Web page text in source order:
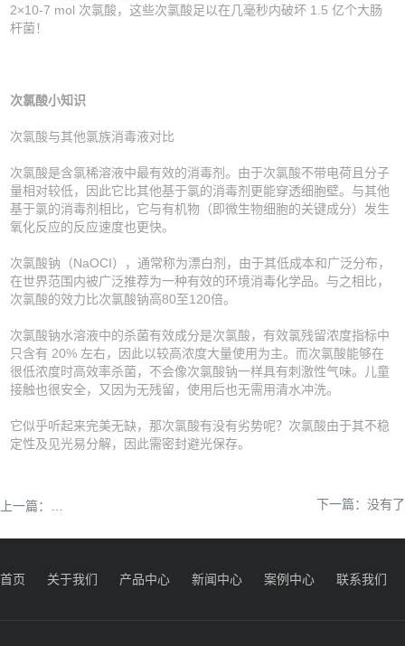
2×10-7 mol 次氯酸，这些次氯酸足以在几毫秒内破坏 1.5 亿个大肠
杆菌！
次氯酸小知识
次氯酸与其他氯族消毒液对比
次氯酸是含氯稀溶液中最有效的消毒剂。由于次氯酸不带电荷且分子
量相对较低，因此它比其他基于氯的消毒剂更能穿透细胞壁。与其他
基于氯的消毒剂相比，它与有机物（即微生物细胞的关键成分）发生
氧化反应的反应速度也更快。
次氯酸钠（NaOCI），通常称为漂白剂，由于其低成本和广泛分布，
在世界范围内被广泛推荐为一种有效的环境消毒化学品。与之相比，
次氯酸的效力比次氯酸钠高80至120倍。
次氯酸钠水溶液中的杀菌有效成分是次氯酸，有效氯残留浓度指标中
只含有 20% 左右，因此以较高浓度大量使用为主。而次氯酸能够在
很低浓度时高效率杀菌，不会像次氯酸钠一样具有刺激性气味。儿童
接触也很安全，又因为无残留，使用后也无需用清水冲洗。
它似乎听起来完美无缺，那次氯酸有没有劣势呢？次氯酸由于其不稳
定性及见光易分解，因此需密封避光保存。
下一篇：没有了
首页 关于我们 产品中心 新闻中心 案例中心 联系我们